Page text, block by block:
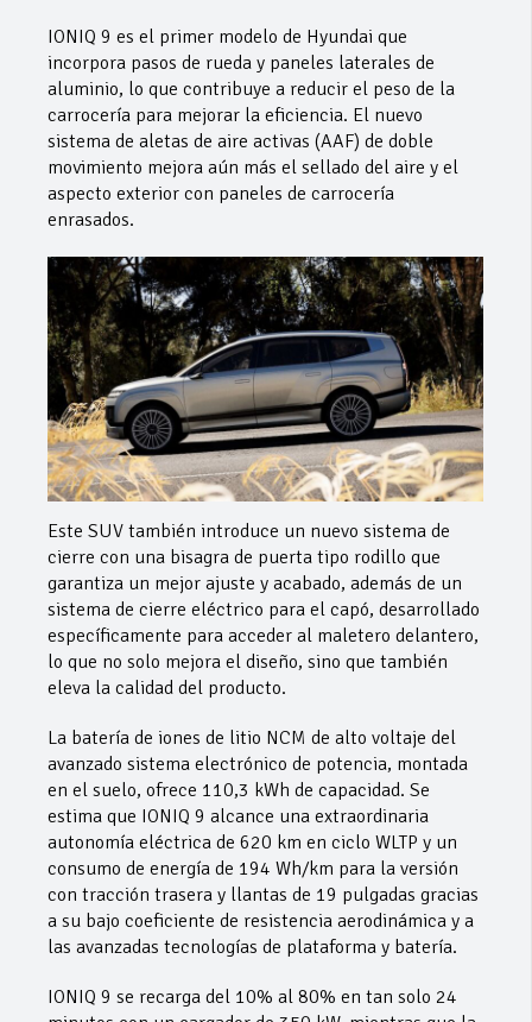
IONIQ 9 es el primer modelo de Hyundai que
incorpora pasos de rueda y paneles laterales de
aluminio, lo que contribuye a reducir el peso de la
carrocería para mejorar la eficiencia. El nuevo
sistema de aletas de aire activas (AAF) de doble
movimiento mejora aún más el sellado del aire y el
aspecto exterior con paneles de carrocería
enrasados.
Este SUV también introduce un nuevo sistema de
cierre con una bisagra de puerta tipo rodillo que
garantiza un mejor ajuste y acabado, además de un
sistema de cierre eléctrico para el capó, desarrollado
específicamente para acceder al maletero delantero,
lo que no solo mejora el diseño, sino que también
eleva la calidad del producto.
La batería de iones de litio NCM de alto voltaje del
avanzado sistema electrónico de potencia, montada
en el suelo, ofrece 110,3 kWh de capacidad. Se
estima que IONIQ 9 alcance una extraordinaria
autonomía eléctrica de 620 km en ciclo WLTP y un
consumo de energía de 194 Wh/km para la versión
con tracción trasera y llantas de 19 pulgadas gracias
a su bajo coeficiente de resistencia aerodinámica y a
las avanzadas tecnologías de plataforma y batería.
IONIQ 9 se recarga del 10% al 80% en tan solo 24